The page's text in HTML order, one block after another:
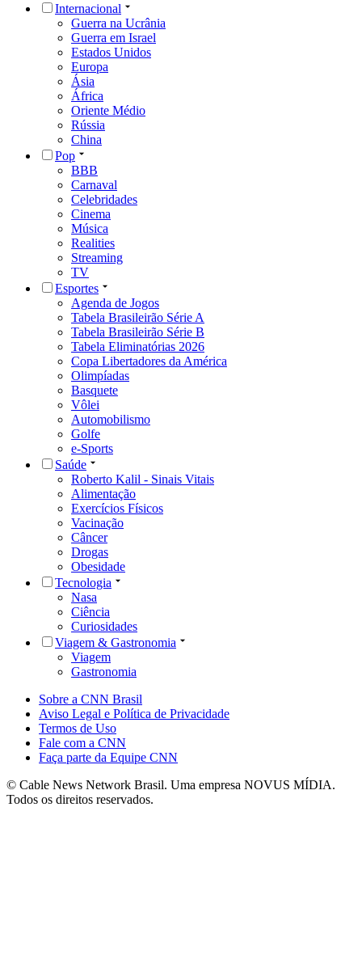
Internacional
Guerra na Ucrânia
Guerra em Israel
Estados Unidos
Europa
Ásia
África
Oriente Médio
Rússia
China
Pop
BBB
Carnaval
Celebridades
Cinema
Música
Realities
Streaming
TV
Esportes
Agenda de Jogos
Tabela Brasileirão Série A
Tabela Brasileirão Série B
Tabela Eliminatórias 2026
Copa Libertadores da América
Olimpíadas
Basquete
Vôlei
Automobilismo
Golfe
e-Sports
Saúde
Roberto Kalil - Sinais Vitais
Alimentação
Exercícios Físicos
Vacinação
Câncer
Drogas
Obesidade
Tecnologia
Nasa
Ciência
Curiosidades
Viagem & Gastronomia
Viagem
Gastronomia
Sobre a CNN Brasil
Aviso Legal e Política de Privacidade
Termos de Uso
Fale com a CNN
Faça parte da Equipe CNN
© Cable News Network Brasil. Uma empresa NOVUS MÍDIA.
Todos os direitos reservados.